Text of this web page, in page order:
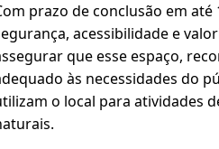
prazo de conclusão em
acessibilidade e
que esse espaço,
às necessidades do
o local para atividades